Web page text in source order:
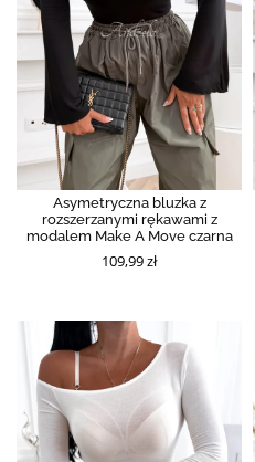
Asymetryczna bluzka z
rozszerzanymi rękawami z
modalem Make A Move czarna
109,99 zł